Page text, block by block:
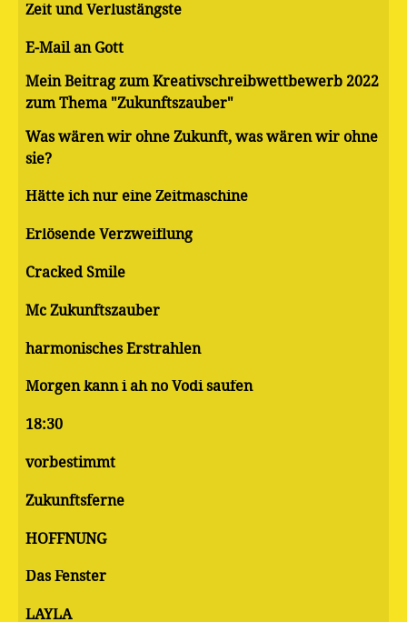
Zeit und Verlustängste
E-Mail an Gott
Mein Beitrag zum Kreativschreibwettbewerb 2022
zum Thema "Zukunftszauber"
Was wären wir ohne Zukunft, was wären wir ohne
sie?
Hätte ich nur eine Zeitmaschine
Erlösende Verzweiflung
Cracked Smile
Mc Zukunftszauber
harmonisches Erstrahlen
Morgen kann i ah no Vodi saufen
18:30
vorbestimmt
Zukunftsferne
HOFFNUNG
Das Fenster
LAYLA